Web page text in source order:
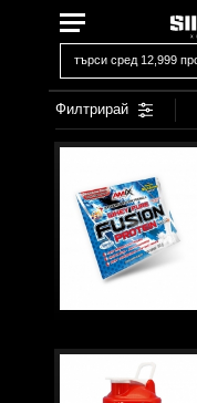
Филтрирай